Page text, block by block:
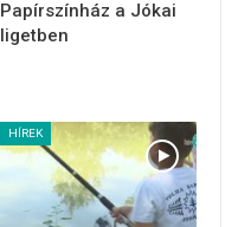
Papírszínház a Jókai
ligetben
HÍREK